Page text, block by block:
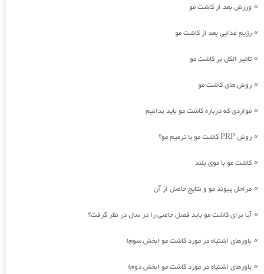
» ورزش بعد از کاشت مو
» رژیم غذایی بعد از کاشت مو
» تاثیر الکل بر کاشت مو
» روش های کاشت مو
» مواردی که درباره کاشت مو باید بدانیم
» روش PRP کاشت مو یا ترمیم مو؟
» کاشت مو با موی بلند
» مراحل پیوند مو و نتایج حاصل از آن
»آیا برای کاشت مو باید فصل خاصی را در سال در نظر گرفت؟
» باورهای اشتباه در مورد کاشت مو (بخش سوم)
» باورهای اشتباه در مورد کاشت مو (بخش دوم)